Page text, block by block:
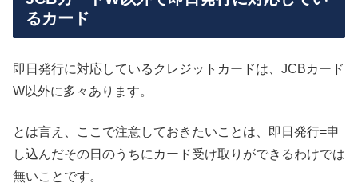
るカード
即日発行に対応しているクレジットカードは、JCBカード
W以外に多々あります。
とは言え、ここで注意しておきたいことは、即日発行=申
し込んだその日のうちにカード受け取りができるわけでは
無いことです。